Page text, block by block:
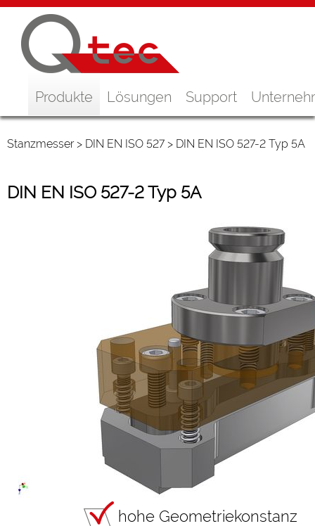
Produkte Lösungen Support
Stanzmesser> DIN EN ISO 527 > DIN EN ISO 527-2 Typ 5A
DIN EN ISO 527-2 Typ 5A
hohe Geometriekonstanz